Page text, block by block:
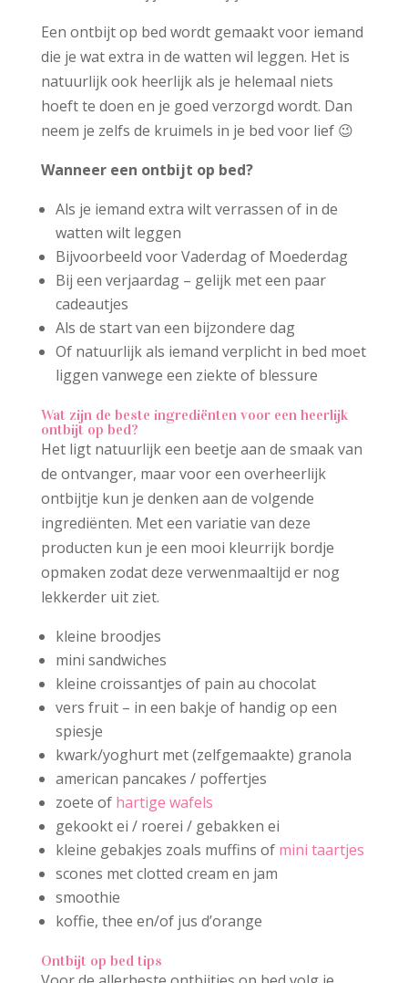
Een ontbijt op bed wordt gemaakt voor iemand
die je wat extra in de watten wil leggen. Het is
natuurlijk ook heerlijk als je helemaal niets
hoeft te doen en je goed verzorgd wordt. Dan
neem je zelfs de kruimels in je bed voor lief 😉
Wanneer een ontbijt op bed?
Als je iemand extra wilt verrassen of in de
watten wilt leggen
Bijvoorbeeld voor Vaderdag of Moederdag
Bij een verjaardag – gelijk met een paar
cadeautjes
Als de start van een bijzondere dag
Of natuurlijk als iemand verplicht in bed moet
liggen vanwege een ziekte of blessure
Wat zijn de beste ingrediënten voor een heerlijk
ontbijt op bed?
Het ligt natuurlijk een beetje aan de smaak van
de ontvanger, maar voor een overheerlijk
ontbijtje kun je denken aan de volgende
ingrediënten. Met een variatie van deze
producten kun je een mooi kleurrijk bordje
opmaken zodat deze verwenmaaltijd er nog
lekkerder uit ziet.
kleine broodjes
mini sandwiches
kleine croissantjes of pain au chocolat
vers fruit – in een bakje of handig op een
spiesje
kwark/yoghurt met (zelfgemaakte) granola
american pancakes / poffertjes
zoete of hartige wafels
gekookt ei / roerei / gebakken ei
kleine gebakjes zoals muffins of mini taartjes
scones met clotted cream en jam
smoothie
koffie, thee en/of jus d’orange
Ontbijt op bed tips